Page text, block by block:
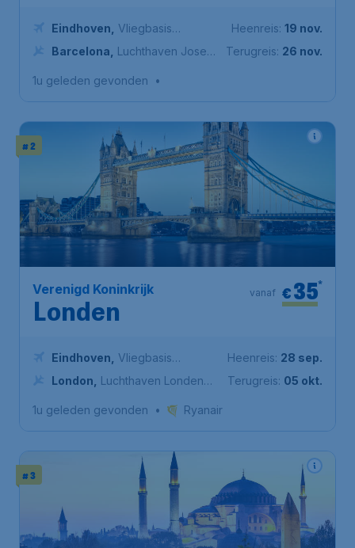
Eindhoven
Vliegbasis
Eindhoven
Barcelona
Luchthaven Josep
Heenreis: 19 nov.
Terugreis: 26 nov.
1u geleden gevonden •
# 2
Verenigd Koninkrijk
Londen
€35*
vanaf
Eindhoven
Vliegbasis
Eindhoven
London
Luchthaven Londen
Heenreis: 28 sep.
Terugreis: 05 okt.
1u geleden gevonden • Ryanair
# 3